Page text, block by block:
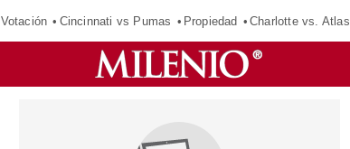
Votación Cincinnati vs Pumas Propiedad Charlotte vs. Atlas